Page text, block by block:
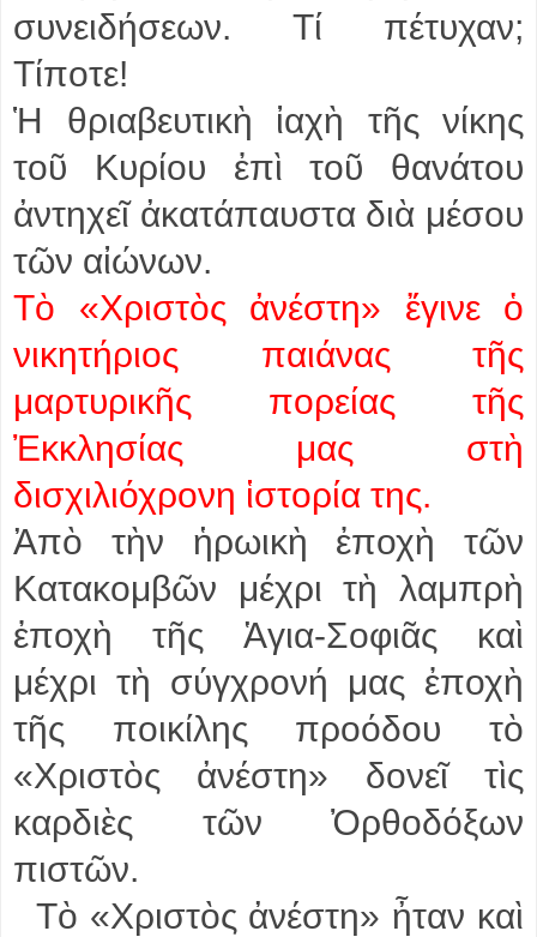
συνειδήσεων. Τί πέτυχαν;
Τίποτε!
Ἡ θριαβευτικὴ ἰαχὴ τῆς νίκης
τοῦ Κυρίου ἐπὶ τοῦ θανάτου
ἀντηχεῖ ἀκατάπαυστα διὰ μέσου
τῶν αἰώνων.
Τὸ «Χριστὸς ἀνέστη» ἔγινε ὁ
νικητήριος παιάνας τῆς
μαρτυρικῆς πορείας τῆς
Ἐκκλησίας μας στὴ
δισχιλιόχρονη ἱστορία της.
Ἀπὸ τὴν ἡρωικὴ ἐποχὴ τῶν
Κατακομβῶν μέχρι τὴ λαμπρὴ
ἐποχὴ τῆς Ἁγια-Σοφιᾶς καὶ
μέχρι τὴ σύγχρονή μας ἐποχὴ
τῆς ποικίλης προόδου τὸ
«Χριστὸς ἀνέστη» δονεῖ τὶς
καρδιὲς τῶν Ὀρθοδόξων
πιστῶν.
Τὸ «Χριστὸς ἀνέστη» ἦταν καὶ